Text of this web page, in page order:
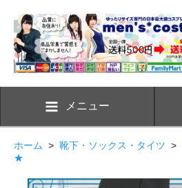
メニュー
ホーム > 靴下・ソックス・タイツ >
★